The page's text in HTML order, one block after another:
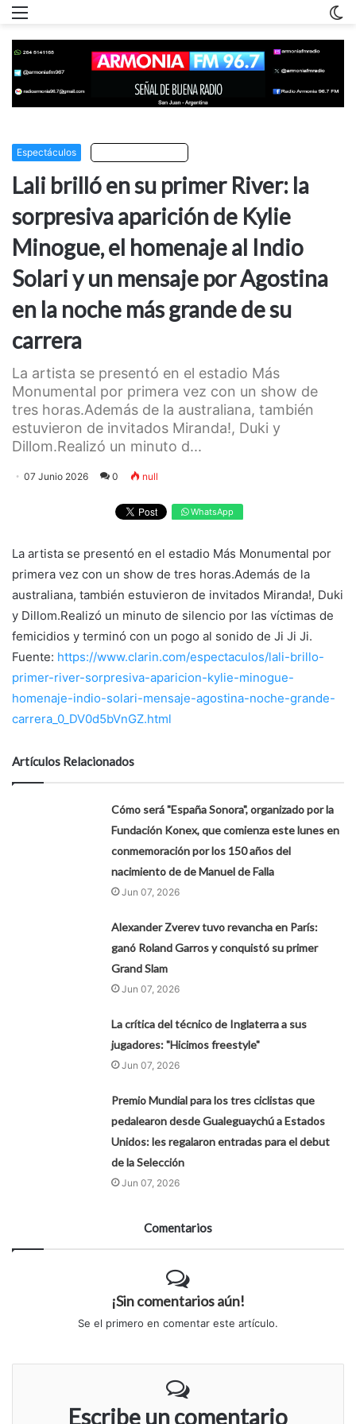
Espectáculos
Lali brilló en su primer River: la
sorpresiva aparición de Kylie
Minogue, el homenaje al Indio
Solari y un mensaje por Agostina
en la noche más grande de su
carrera
La artista se presentó en el estadio Más
Monumental por primera vez con un show de
tres horas.Además de la australiana, también
estuvieron de invitados Miranda!, Duki y
Dillom.Realizó un minuto d...
07 Junio 2026 0 null
WhatsApp
La artista se presentó en el estadio Más Monumental por
primera vez con un show de tres horas.Además de la
australiana, también estuvieron de invitados Miranda!, Duki
y Dillom.Realizó un minuto de silencio por las víctimas de
femicidios y terminó con un pogo al sonido de Ji Ji Ji.
Fuente: https://www.clarin.com/espectaculos/lali-brillo-
primer-river-sorpresiva-aparicion-kylie-minogue-
homenaje-indio-solari-mensaje-agostina-noche-grande-
carrera_0_DV0d5bVnGZ.html
Artículos Relacionados
Cómo será "España Sonora", organizado por la
Fundación Konex, que comienza este lunes en
conmemoración por los 150 años del
nacimiento de de Manuel de Falla
Jun 07, 2026
Alexander Zverev tuvo revancha en París:
ganó Roland Garros y conquistó su primer
Grand Slam
Jun 07, 2026
La crítica del técnico de Inglaterra a sus
jugadores: "Hicimos freestyle"
Jun 07, 2026
Premio Mundial para los tres ciclistas que
pedalearon desde Gualeguaychú a Estados
Unidos: les regalaron entradas para el debut
de la Selección
Jun 07, 2026
Comentarios
¡Sin comentarios aún!
Se el primero en comentar este artículo.
Escribe un comentario